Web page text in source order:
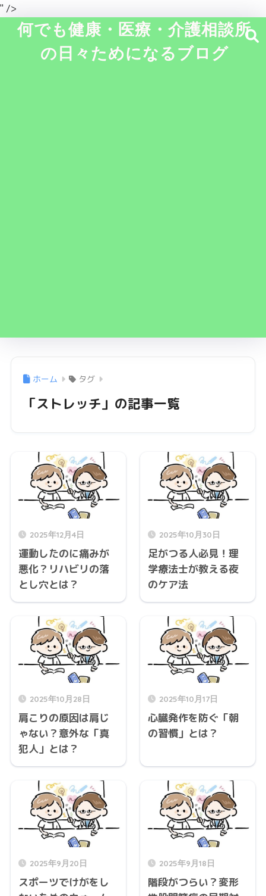
" />
何でも健康・医療・介護相談所
の日々ためになるブログ
ホーム タグ
「ストレッチ」の記事一覧
2025年12月4日
運動したのに痛みが
悪化？リハビリの落
とし穴とは？
2025年10月30日
足がつる人必見！理
学療法士が教える夜
のケア法
2025年10月28日
肩こりの原因は肩じ
ゃない？意外な「真
犯人」とは？
2025年10月17日
心臓発作を防ぐ「朝
の習慣」とは？
2025年9月20日
スポーツでけがをし
2025年9月18日
階段がつらい？変形